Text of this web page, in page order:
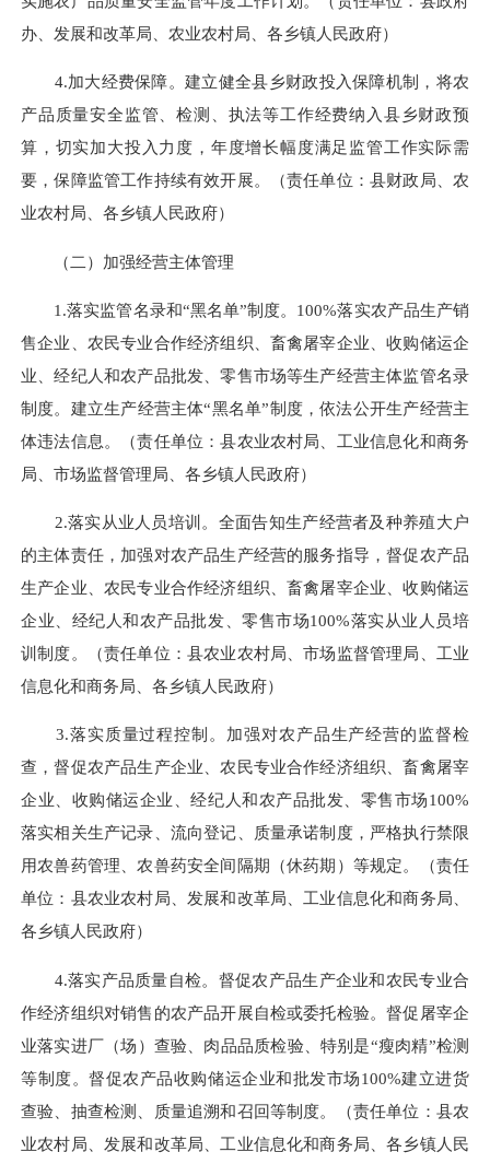
办、发展和改革局、农业农村局、各乡镇人民政府）
4.加大经费保障。建立健全县乡财政投入保障机制，将农
产品质量安全监管、检测、执法等工作经费纳入县乡财政预
算，切实加大投入力度，年度增长幅度满足监管工作实际需
要，保障监管工作持续有效开展。
（责任单位：县财政局、农
业农村局、各乡镇人民政府）
（二）加强经营主体管理
1.落实监管名录和“黑名单”制度。 100%落实农产品生产销
售企业、农民专业合作经济组织、畜禽屠宰企业、收购储运企
业、经纪人和农产品批发、零售市场等生产经营主体监管名录
制度。建立生产经营主体“黑名单”制度，依法公开生产经营主
体违法信息。（责任单位：县农业农村局、工业信息化和商务
局、 市场监督管理局 、各乡镇人民政府）
2.落实从业人员培训。 全面告知生产经营者及种养殖大户
的主体责任， 加强对农产品生产经营的服务指导，督促农产品
生产企业、农民专业合作经济组织 、畜禽屠宰企业、收购储运
企业、经纪人和农产品批发、零售市场100%落实从业人员培
训制度。（责任单位：县农业农村局、市场监督管理局 、工业
信息化和商务局、各乡镇人民政府）
3.落实质量过程控制。 加强对农产品生产经营的监督检
查，督促农产品生产企业、农民专业合作经济组织 、畜禽屠宰
企业、收购储运企业、经纪人和农产品批发、零售市场100%
落实相关生产记录、流向登记、质量承诺制度，严格执行禁限
用农兽药管理、农兽药安全间隔期（休药期）等规定。（责任
单位：县农业农村局、发展和改革局、工业信息化和商务局、
各乡镇人民政府）
4.落实产品质量自检。 督促农产品生产企业和农民专业合
作经济组织对销售的农产品开展自检或委托检验。督促 屠宰企
业落实进厂（场）查验、肉品品质检验、 特别是“瘦肉精”检测
等制度。督促农产品收购储运企业和批发市场100%建立进货
查验、抽查检测、质量追溯和召回等制度。（责任单位：县农
业农村局、发展和改革局、工业信息化和商务局、各乡镇人民